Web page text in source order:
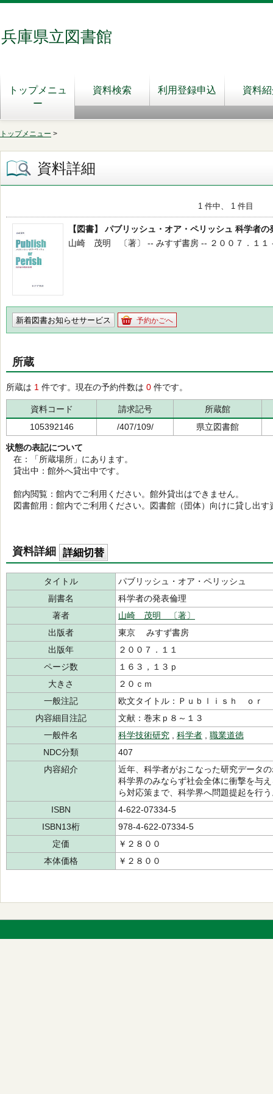
兵庫県立図書館
トップメニュ
ー
資料検索 利用登録申込 資料
トップメニュー >
資料詳細
1 件中、 1 件目
【図書】 パブリッシュ・オア・ペリッシュ 科学者の
山崎 茂明 〔著〕 -- みすず書房 -- ２００７．１１
新着図書お知らせサービス 予約かごへ
所蔵
所蔵は 1 件です。現在の予約件数は 0 件です。
資料コード 請求記号
所蔵館
105392146
/407/109/ 県立図書館
状態の表記について
在：「所蔵場所」にあります。
貸出中：館外へ貸出中です。
館内閲覧：館内でご利用ください。館外貸出はできません。
図書館用：館内でご利用ください。図書館（団体）向けに貸し出す
資料詳細 詳細切替
タイトル
パブリッシュ・オア・ペリッシュ
副書名
科学者の発表倫理
著者
山崎 茂明 〔著〕
出版者
東京 みすず書房
出版年
２００７．１１
ページ数
１６３，１３ｐ
大きさ
２０ｃｍ
一般注記
欧文タイトル：Ｐｕｂｌｉｓｈ ｏｒ
内容細目注記
文献：巻末ｐ８～１３
一般件名
科学技術研究 科学者
職業道徳
NDC分類
407
内容紹介
近年、科学者がおこなった研究データ
科学界のみならず社会全体に衝撃を与
ら対応策まで、科学界へ問題提起を行
ISBN
4-622-07334-5
ISBN13桁
978-4-622-07334-5
定価
￥２８００
本体価格
￥２８００